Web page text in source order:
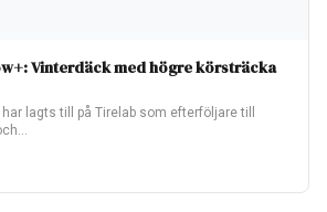
Vinterdäck med högre körsträcka
lagts till på Tirelab som efterföljare till